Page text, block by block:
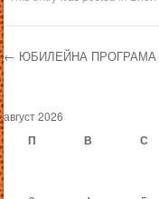
← ЮБИЛЕЙНА ПРОГРАМА
август 2026
П В С